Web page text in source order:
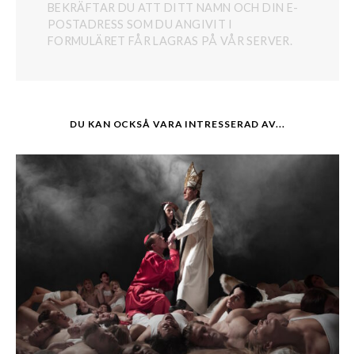
BEKRÄFTAR DU ATT DITT NAMN OCH DIN E-
POSTADRESS SOM DU ANGIVIT I
FORMULÄRET FÅR LAGRAS PÅ VÅR SERVER.
DU KAN OCKSÅ VARA INTRESSERAD AV...